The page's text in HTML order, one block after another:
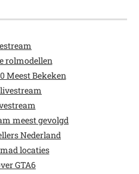
rolmodellen
Meest Bekeken
meest gevolgd
Nederland
locaties
GTA6